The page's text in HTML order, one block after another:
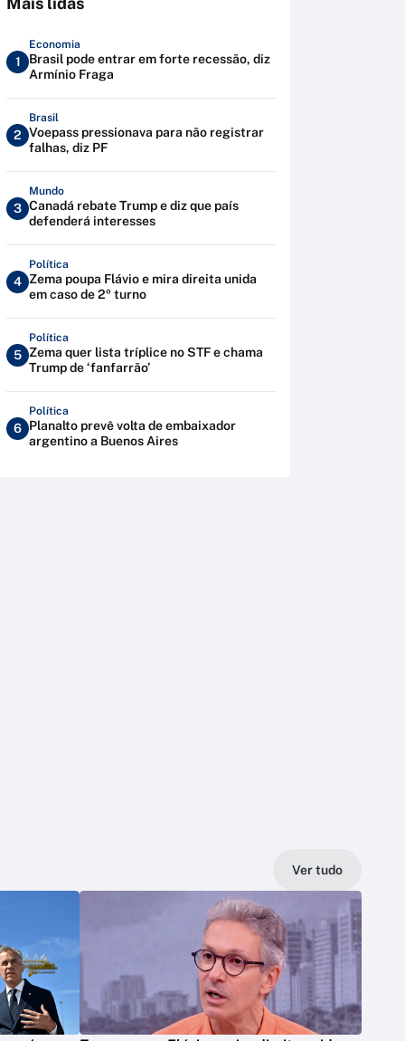
1
Economia
Brasil pode entrar em forte recessão, diz
Armínio Fraga
2
Brasil
Voepass pressionava para não registrar
falhas, diz PF
3
Mundo
Canadá rebate Trump e diz que país
defenderá interesses
4
Política
Zema poupa Flávio e mira direita unida
em caso de 2º turno
5
Política
Zema quer lista tríplice no STF e chama
Trump de ‘fanfarrão’
6
Política
Planalto prevê volta de embaixador
argentino a Buenos Aires
Ver tudo